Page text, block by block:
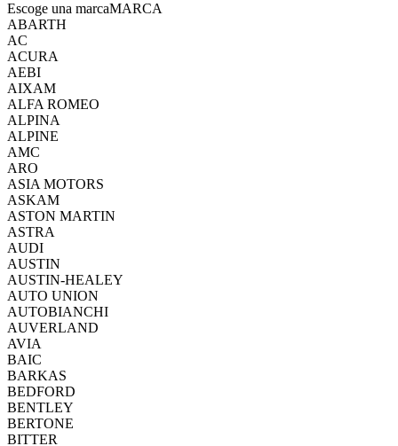
Escoge una marcaMARCA
ABARTH
AC
ACURA
AEBI
AIXAM
ALFA ROMEO
ALPINA
ALPINE
AMC
ARO
ASIA MOTORS
ASKAM
ASTON MARTIN
ASTRA
AUDI
AUSTIN
AUSTIN-HEALEY
AUTO UNION
AUTOBIANCHI
AUVERLAND
AVIA
BAIC
BARKAS
BEDFORD
BENTLEY
BERTONE
BITTER